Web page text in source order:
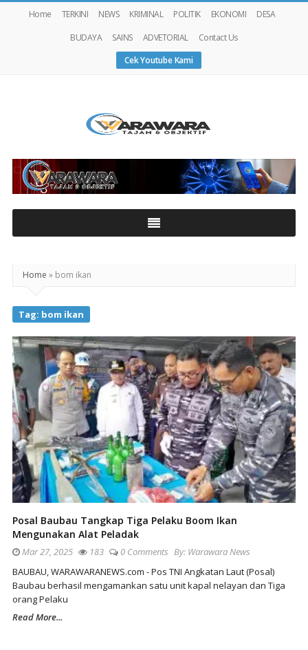
Home TERKINI NEWS KRIMINAL POLITIK EKONOMI
DESA
BUDAYA
SAINS ADVETORIAL
Contact Us
Cek Youtube Kami
Warawaranews
Home » bom ikan
Tag: bom ikan
Posal Baubau Tangkap Tiga Pelaku Boom Ikan
Mengunakan Alat Peladak
Mar 27, 2025 183 0 Comments By: Warawara News
BAUBAU, WARAWARANEWS.com - Pos TNI Angkatan Laut (Posal)
Baubau berhasil mengamankan satu unit kapal nelayan dan Tiga
orang Pelaku
Read More...